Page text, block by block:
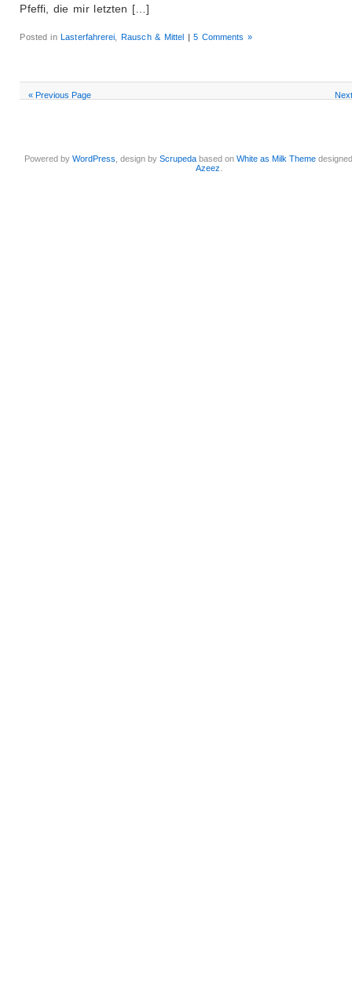
Pfeffi, die mir letzten […]
Posted inLasterfahrerei ,Rausch & Mittel | 5 Comments »
« Previous Page
Powered byWordPress , design byScrupeda based onWhite as Milk Theme
Azeez